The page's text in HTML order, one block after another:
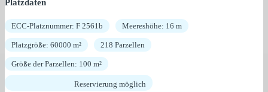
Platzdaten
ECC-Platznummer: F 2561b Meereshöhe: 16 m
Platzgröße: 60000 m² 218 Parzellen
Größe der Parzellen: 100 m²
Reservierung möglich